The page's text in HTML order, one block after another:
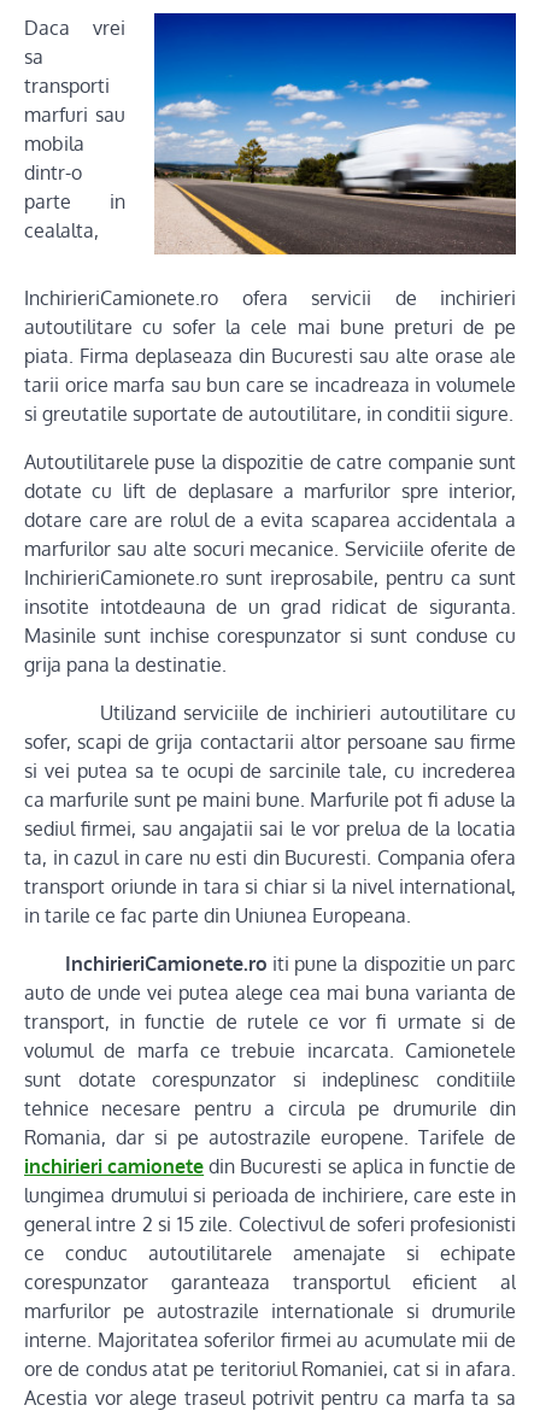
Daca vrei
sa
transporti
marfuri sau
mobila
dintr-o
parte in
cealalta,
InchirieriCamionete.ro ofera servicii de inchirieri
autoutilitare cu sofer la cele mai bune preturi de pe
piata. Firma deplaseaza din Bucuresti sau alte orase ale
tarii orice marfa sau bun care se incadreaza in volumele
si greutatile suportate de autoutilitare, in conditii sigure.
Autoutilitarele puse la dispozitie de catre companie sunt
dotate cu lift de deplasare a marfurilor spre interior,
dotare care are rolul de a evita scaparea accidentala a
marfurilor sau alte socuri mecanice. Serviciile oferite de
InchirieriCamionete.ro sunt ireprosabile, pentru ca sunt
insotite intotdeauna de un grad ridicat de siguranta.
Masinile sunt inchise corespunzator si sunt conduse cu
grija pana la destinatie.
Utilizand serviciile de inchirieri autoutilitare cu
sofer, scapi de grija contactarii altor persoane sau firme
si vei putea sa te ocupi de sarcinile tale, cu increderea
ca marfurile sunt pe maini bune. Marfurile pot fi aduse la
sediul firmei, sau angajatii sai le vor prelua de la locatia
ta, in cazul in care nu esti din Bucuresti. Compania ofera
transport oriunde in tara si chiar si la nivel international,
in tarile ce fac parte din Uniunea Europeana.
InchirieriCamionete.ro iti pune la dispozitie un parc
auto de unde vei putea alege cea mai buna varianta de
transport, in functie de rutele ce vor fi urmate si de
volumul de marfa ce trebuie incarcata. Camionetele
sunt dotate corespunzator si indeplinesc conditiile
tehnice necesare pentru a circula pe drumurile din
Romania, dar si pe autostrazile europene. Tarifele de
inchirieri camionete din Bucuresti se aplica in functie de
lungimea drumului si perioada de inchiriere, care este in
general intre 2 si 15 zile. Colectivul de soferi profesionisti
ce conduc autoutilitarele amenajate si echipate
corespunzator garanteaza transportul eficient al
marfurilor pe autostrazile internationale si drumurile
interne. Majoritatea soferilor firmei au acumulate mii de
ore de condus atat pe teritoriul Romaniei, cat si in afara.
Acestia vor alege traseul potrivit pentru ca marfa ta sa